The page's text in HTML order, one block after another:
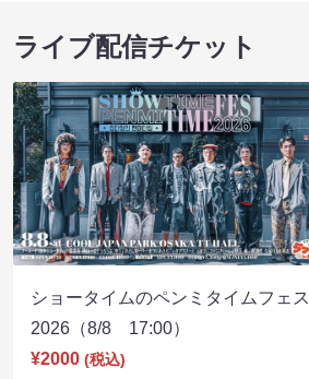
ライブ配信チケット
ショータイムのペンミタイムフェス
2026（8/8 17:00）
¥2000 (税込)